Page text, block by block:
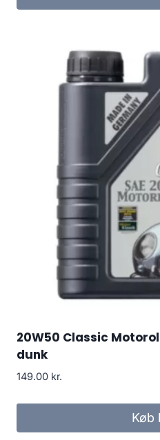
20W50 Classic
dunk
149.00 kr.
Køb